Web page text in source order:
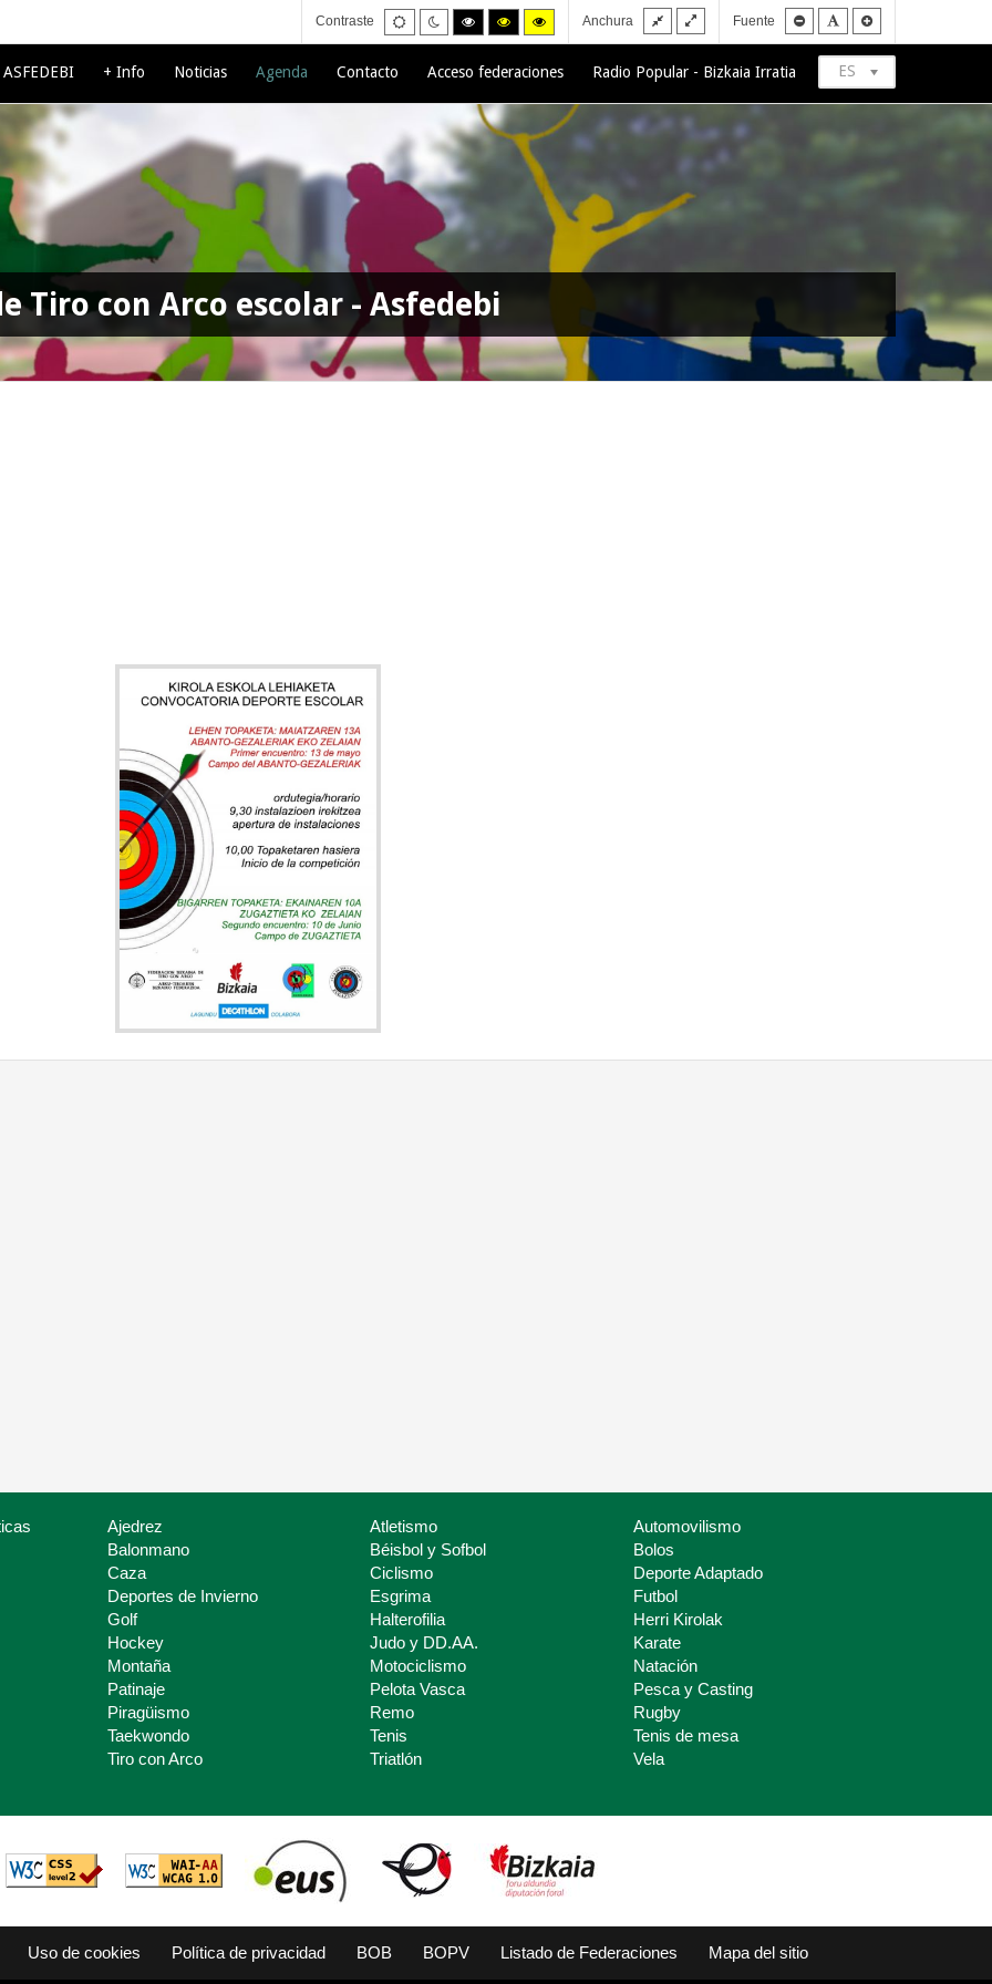
Contraste
Default
mode
Night
mode
High
contrast
black/white
High
contrast
black/yellow
High
contrast
yellow/black
Anchura
Fixed
layout
Wide
layoutFuente
Smaller
font
Default
font
ES
+ Info Noticias Agenda Contacto Acceso federaciones Radio Popular - Bizkaia Irratia
Tiro con Arco escolar - Asfedebi
Ajedrez Atletismo
Automovilismo
Balonmano Béisbol y Sofbol
Bolos
Caza Ciclismo
Deporte Adaptado
Deportes de Invierno Esgrima
Futbol
Golf Halterofilia
Herri Kirolak
Hockey Judo y DD.AA.
Karate
Montaña Motociclismo
Natación
Patinaje Pelota Vasca
Pesca y Casting
Piragüismo Remo
Rugby
Taekwondo Tenis
Tenis de mesa
Tiro con Arco Triatlón
Vela
Uso de cookies Política de privacidad BOB BOPV Listado de Federaciones Mapa del sitio